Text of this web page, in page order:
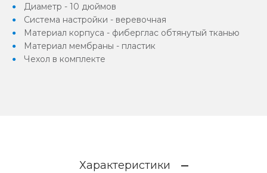
Диаметр - 10 дюймов
Система настройки - веревочная
Материал корпуса - фиберглас обтянутый тканью
Материал мембраны - пластик
Чехол в комплекте
Характеристики